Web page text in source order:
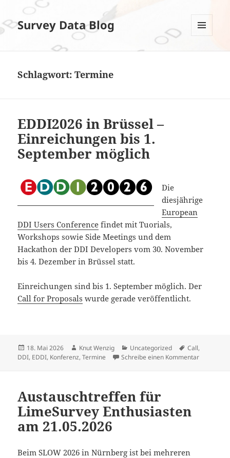
Survey Data Blog
Schlagwort:Termine
EDDI2026 in Brüssel –
Einreichungen bis 1.
September möglich
Die
diesjährige
European
DDI Users Conference findet mit Tuorials,
Workshops sowie Side Meetings und dem
Hackathon der DDI Developers vom 30. November
bis 4. Dezember in Brüssel statt.
Einreichungen sind bis 1. September möglich. Der
Call for Proposals wurde gerade veröffentlicht.
Veröffentlicht
am
18. Mai 2026 Autor
Knut Wenzig Kategorien
Uncategorized Schlagwörter
Call,
DDI, EDDI, Konferenz,Termine Schreibe einen Kommentarzu
Austauschtreffen für
LimeSurvey Enthusiasten
am 21.05.2026
Beim SLOW 2026 in Nürnberg ist bei mehreren